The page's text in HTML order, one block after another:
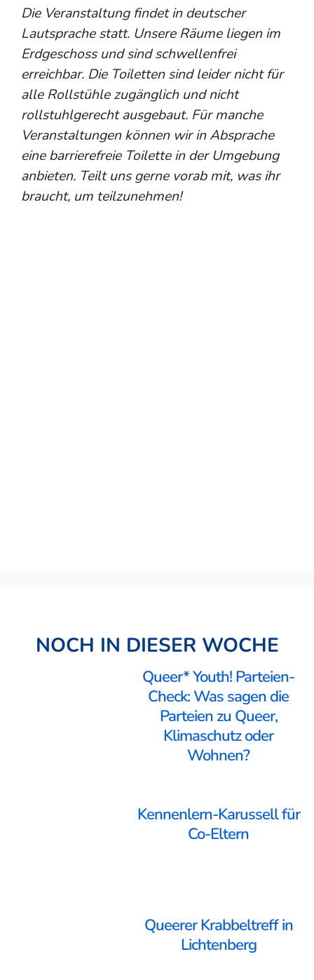
Die Veranstaltung findet in deutscher
Lautsprache statt. Unsere Räume liegen im
Erdgeschoss und sind schwellenfrei
erreichbar. Die Toiletten sind leider nicht für
alle Rollstühle zugänglich und nicht
rollstuhlgerecht ausgebaut. Für manche
Veranstaltungen können wir in Absprache
eine barrierefreie Toilette in der Umgebung
anbieten. Teilt uns gerne vorab mit, was ihr
braucht, um teilzunehmen!
NOCH IN DIESER WOCHE
Queer* Youth! Parteien-
Check: Was sagen die
Parteien zu Queer,
Klimaschutz oder
Wohnen?
Kennenlern-Karussell für
Co-Eltern
Queerer Krabbeltreff in
Lichtenberg